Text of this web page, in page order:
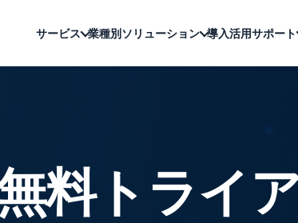
サービス 業種別ソリューション 導入活用サポート
料トライ